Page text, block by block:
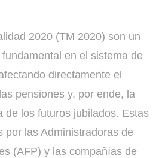
2020 (TM 2020) son un
en el sistema de
directamente el
pensiones y, por ende, la
de los futuros jubilados. Estas
por las Administradoras de
(AFP) y las compañías de